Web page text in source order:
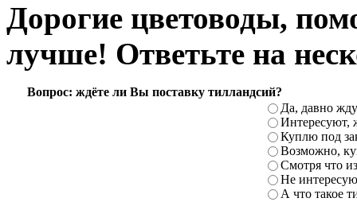
Дорогие цветоводы,
лучше! Ответьте на
Вопрос: ждёте ли Вы поставку тилландсий?
Да, давно
Интересуют,
Куплю под
Возможно,
Смотря что
Не
А что такое